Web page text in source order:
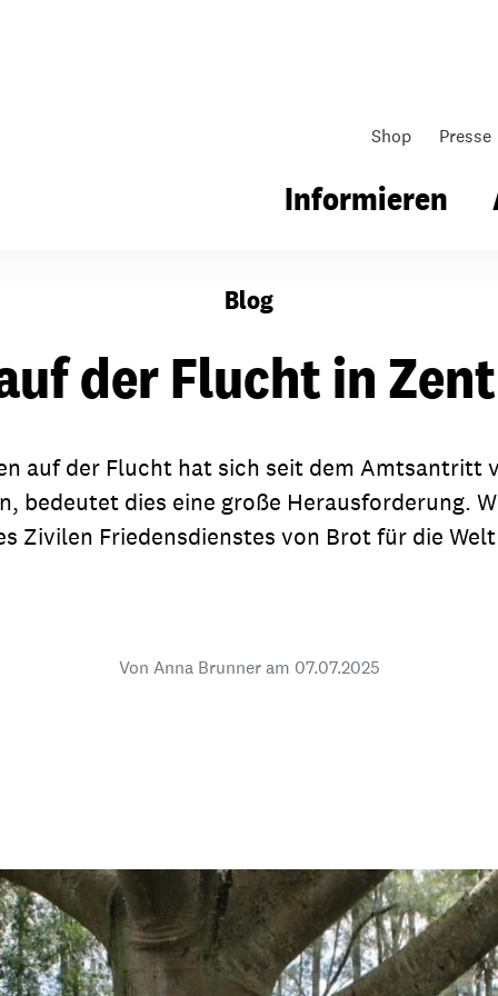
Shop Presse
Informieren
Wo wir arbeiten
Über unsere politische Arbeit
Stipendien
für Schule & Jugend
& Seminare
Kollekten
Fürbitten
Jugend &
Blog
der Flucht in
auf der Flucht hat sich seit dem
bedeutet dies eine große Herausforderung.
Zivilen Friedensdienstes von Brot für die
Von Anna Brunner am 07.07.2025